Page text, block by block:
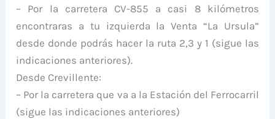
– Por la carretera CV-855 a casi 8 kilómetros
encontraras a tu izquierda la Venta “La Ursula”
desde donde podrás hacer la ruta 2,3 y 1 (sigue las
indicaciones anteriores).
Desde Crevillente:
– Por la carretera que va a la Estación del Ferrocarril
(sigue las indicaciones anteriores)